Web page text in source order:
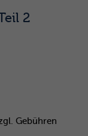
2
Gebühren